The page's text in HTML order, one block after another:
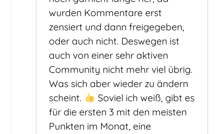
wurden Kommentare erst
zensiert und dann freigegeben,
oder auch nicht. Deswegen ist
auch von einer sehr aktiven
Community nicht mehr viel übrig.
Was sich aber wieder zu ändern
scheint.
Soviel ich weiß, gibt es
für die ersten 3 mit den meisten
Punkten im Monat, eine